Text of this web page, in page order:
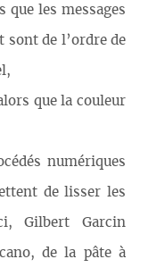
que les messages
sont de l’ordre de
que la couleur
numériques
de lisser les
Gilbert Garcin
de la pâte à